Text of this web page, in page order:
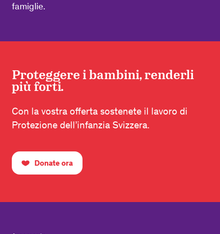
famiglie.
Proteggere i bambini, renderli
più forti.
Con la vostra offerta sostenete il lavoro di
Protezione dell’infanzia Svizzera.
Donate ora